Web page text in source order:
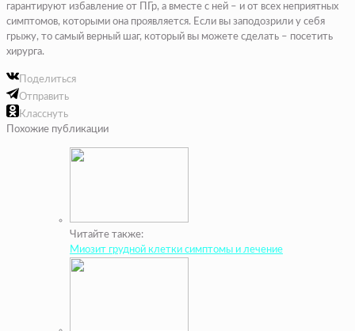
гарантируют избавление от ПГр, а вместе с ней – и от всех неприятных
симптомов, которыми она проявляется. Если вы заподозрили у себя
грыжу, то самый верный шаг, который вы можете сделать – посетить
хирурга.
Поделиться
Отправить
Класснуть
Похожие публикации
Читайте также:
Миозит грудной клетки симптомы и лечение